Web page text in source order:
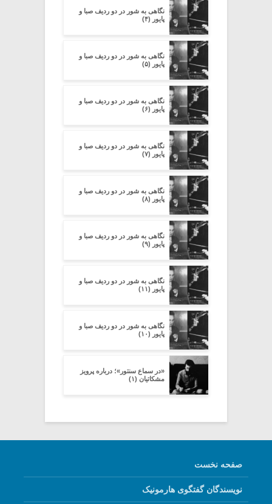
نگاهی به شور در دو ردیف صبا و
پایور (۴)
نگاهی به شور در دو ردیف صبا و
پایور (۵)
نگاهی به شور در دو ردیف صبا و
پایور (۶)
نگاهی به شور در دو ردیف صبا و
پایور (۷)
نگاهی به شور در دو ردیف صبا و
پایور (۸)
نگاهی به شور در دو ردیف صبا و
پایور (۹)
نگاهی به شور در دو ردیف صبا و
پایور (۱۱)
نگاهی به شور در دو ردیف صبا و
پایور (۱۰)
«در سماع سنتور»؛ درباره پرویز
مشکاتیان (۱)
صفحه نخست
نویسندگان گفتگوی هارمونیک